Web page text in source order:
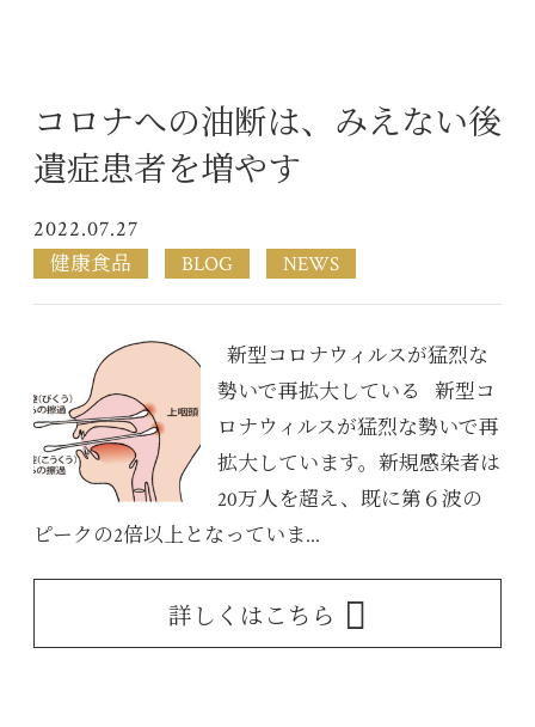
コロナへの油断は、みえない後
遺症患者を増やす
2022.07.27
健康食品 BLOG NEWS
新型コロナウィルスが猛烈な
勢いで再拡大している 新型コ
ロナウィルスが猛烈な勢いで再
拡大しています。新規感染者は
20万人を超え、既に第６波の
ピークの2倍以上となっていま...
詳しくはこちら